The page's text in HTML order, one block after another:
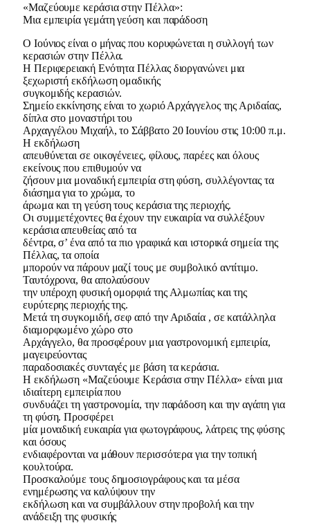
«Μαζεύουμε κεράσια στην Πέλλα»:
Μια εμπειρία γεμάτη γεύση και παράδοση
Ο Ιούνιος είναι ο μήνας που κορυφώνεται η συλλογή των
κερασιών στην Πέλλα.
Η Περιφερειακή Ενότητα Πέλλας διοργανώνει μια
ξεχωριστή εκδήλωση ομαδικής
συγκομιδής κερασιών.
Σημείο εκκίνησης είναι το χωριό Αρχάγγελος της Αριδαίας,
δίπλα στο μοναστήρι του
Αρχαγγέλου Μιχαήλ, το Σάββατο 20 Ιουνίου στις 10:00 π.μ.
Η εκδήλωση
απευθύνεται σε οικογένειες, φίλους, παρέες και όλους
εκείνους που επιθυμούν να
ζήσουν μια μοναδική εμπειρία στη φύση, συλλέγοντας τα
διάσημα για το χρώμα, το
άρωμα και τη γεύση τους κεράσια της περιοχής.
Οι συμμετέχοντες θα έχουν την ευκαιρία να συλλέξουν
κεράσια απευθείας από τα
δέντρα, σ’ ένα από τα πιο γραφικά και ιστορικά σημεία της
Πέλλας, τα οποία
μπορούν να πάρουν μαζί τους με συμβολικό αντίτιμο.
Ταυτόχρονα, θα απολαύσουν
την υπέροχη φυσική ομορφιά της Αλμωπίας και της
ευρύτερης περιοχής της.
Μετά τη συγκομιδή, σεφ από την Αριδαία , σε κατάλληλα
διαμορφωμένο χώρο στο
Αρχάγγελο, θα προσφέρουν μια γαστρονομική εμπειρία,
μαγειρεύοντας
παραδοσιακές συνταγές με βάση τα κεράσια.
Η εκδήλωση «Μαζεύουμε Κεράσια στην Πέλλα» είναι μια
ιδιαίτερη εμπειρία που
συνδυάζει τη γαστρονομία, την παράδοση και την αγάπη για
τη φύση. Προσφέρει
μία μοναδική ευκαιρία για φωτογράφους, λάτρεις της φύσης
και όσους
ενδιαφέρονται να μάθουν περισσότερα για την τοπική
κουλτούρα.
Προσκαλούμε τους δημοσιογράφους και τα μέσα
ενημέρωσης να καλύψουν την
εκδήλωση και να συμβάλλουν στην προβολή και την
ανάδειξη της φυσικής